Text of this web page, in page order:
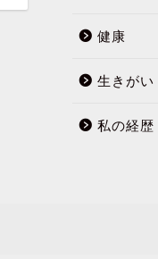
健康
生きがい
私の経歴